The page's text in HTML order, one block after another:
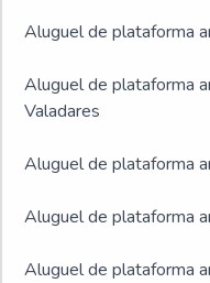
Aluguel de plataforma
Aluguel de plataforma
Valadares
Aluguel de plataforma
Aluguel de plataforma
Aluguel de plataforma